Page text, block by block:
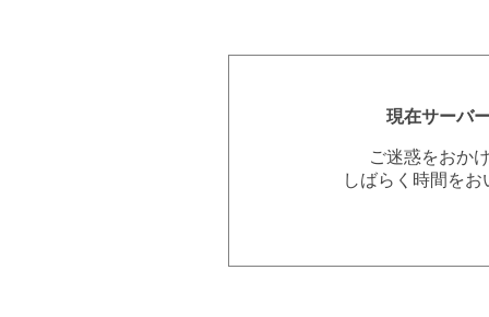
現在サーバ
ご迷惑をおか
しばらく時間を